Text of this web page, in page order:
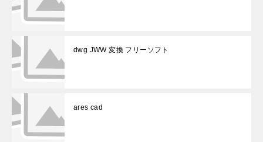
dwg JWW 変換 フリーソフト
ares cad